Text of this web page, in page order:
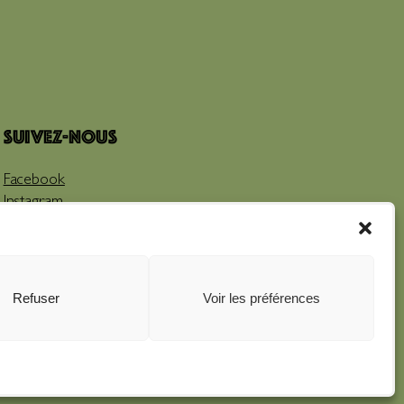
Refuser Voir les préférences
Suivez-nous
Facebook
Instagram